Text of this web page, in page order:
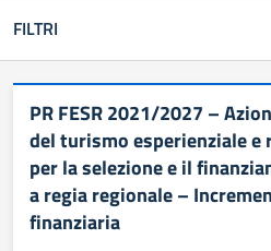
FILTRI
PR FESR 2021/2027 –
del turismo esperienziale e
per la selezione e il
a regia regionale –
finanziaria